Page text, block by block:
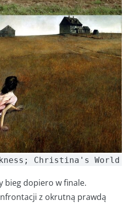
Christina's World
bieg dopiero w finale.
z okrutną prawdą